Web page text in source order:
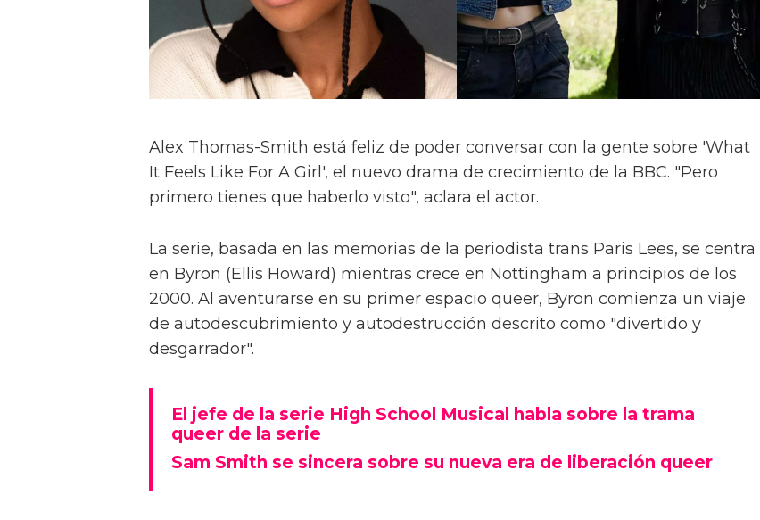
Alex Thomas-Smith está feliz de poder conversar con la gente sobre 'What
It Feels Like For A Girl', el nuevo drama de crecimiento de la BBC. "Pero
primero tienes que haberlo visto", aclara el actor.
La serie, basada en las memorias de la periodista trans Paris Lees, se centra
en Byron (Ellis Howard) mientras crece en Nottingham a principios de los
2000. Al aventurarse en su primer espacio queer, Byron comienza un viaje
de autodescubrimiento y autodestrucción descrito como "divertido y
desgarrador".
El jefe de la serie High School Musical habla sobre la trama
queer de la serie
Sam Smith se sincera sobre su nueva era de liberación queer